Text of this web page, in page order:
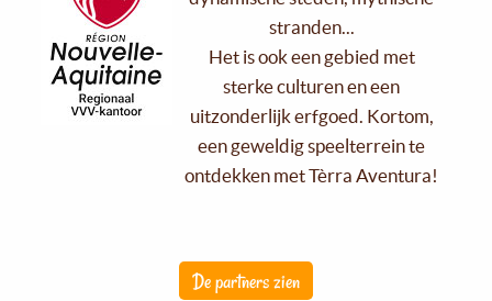
stranden...
Het is ook een gebied met
sterke culturen en een
uitzonderlijk erfgoed. Kortom,
een geweldig speelterrein te
ontdekken met Tèrra Aventura!
De partners zien